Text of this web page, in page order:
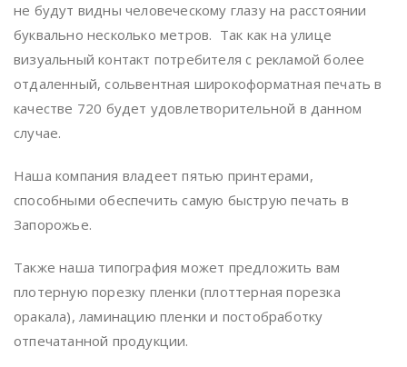
не будут видны человеческому глазу на расстоянии
буквально несколько метров. Так как на улице
визуальный контакт потребителя с рекламой более
отдаленный, сольвентная широкоформатная печать в
качестве 720 будет удовлетворительной в данном
случае.
Наша компания владеет пятью принтерами,
способными обеспечить самую быструю печать в
Запорожье.
Также наша типография может предложить вам
плотерную порезку пленки (плоттерная порезка
оракала), ламинацию пленки и постобработку
отпечатанной продукции.